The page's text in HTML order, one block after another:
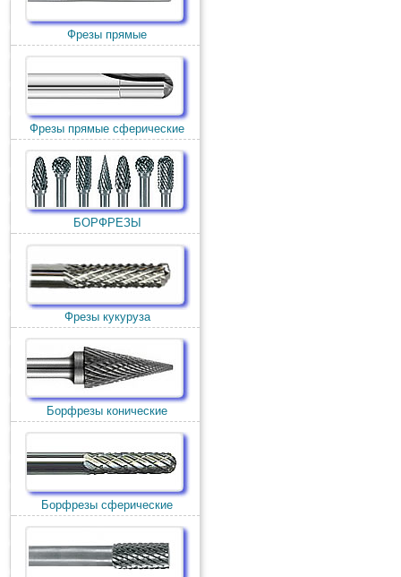
Фрезы прямые
Фрезы прямые сферические
БОРФРЕЗЫ
Фрезы кукуруза
Борфрезы конические
Борфрезы сферические